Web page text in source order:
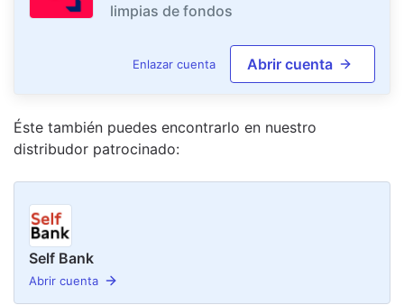
limpias de fondos
Enlazar cuenta Abrir cuenta
Éste también puedes encontrarlo en nuestro
distribudor patrocinado:
Self Bank
Abrir cuenta